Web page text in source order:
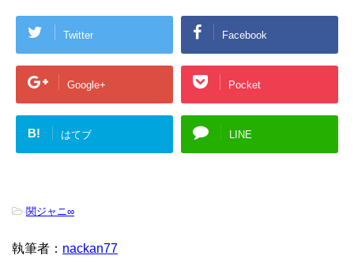
Twitter Facebook
Google+ Pocket
B! はてブ LINE
-関ジャニ∞
執筆者： nackan77